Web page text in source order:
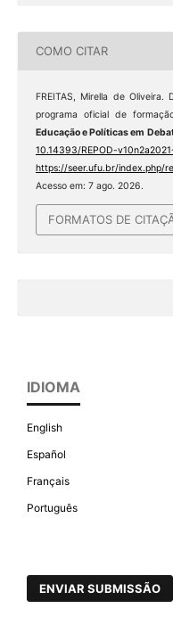
COMO CITAR
FREITAS, Mirella de Oliveira.
programa oficial de
Educação e Políticas em
10.14393/REPOD-
https://seer.ufu.br/index.php/
Acesso em: 7 ago. 2026.
FORMATOS DE
IDIOMA
English
Español
Français
Português
ENVIAR SUBMISSÃO